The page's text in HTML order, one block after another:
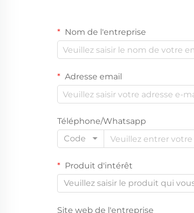
Nom de l'entreprise
Adresse email
Téléphone/Whatsapp
Code
Produit d'intérêt
Veuillez saisir le produit qui
Site web de l'entreprise